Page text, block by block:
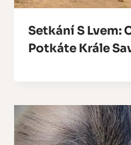
Setkání S Lvem:
Potkáte Krále